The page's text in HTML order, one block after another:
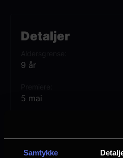
Samtykke
Detaljer
9 år
5 mai
Vurdering: (0 stemmer